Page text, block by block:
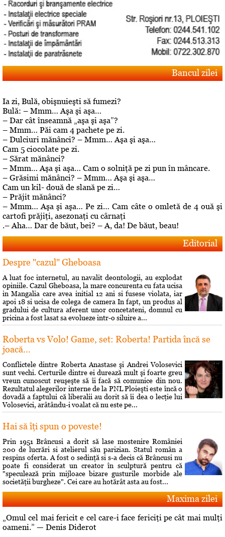
Bancul zilei
Ia zi, Bulă, obişnuieşti să fumezi?
Bulă: – Mmm… Aşa şi aşa…
– Dar cât înseamnă „aşa şi aşa”?
– Mmm… Păi cam 4 pachete pe zi.
– Dulciuri mănânci? – Mmm… Aşa şi aşa…
Cam 5 ciocolate pe zi.
– Sărat mănânci?
– Mmm… Aşa şi aşa… Cam o solniţă pe zi pun în mâncare.
– Grăsimi mănânci? – Mmm… Aşa şi aşa…
Cam un kil- două de slană pe zi…
– Prăjit mănânci?
– Mmm… Aşa şi aşa… Pe zi… Cam câte o omletă de 4 ouă şi
cartofi prăjiţi, asezonaţi cu cârnaţi
.– Aha… Dar de băut, bei? – A, da! De băut, beau!
Editorial
Despre "cazul" Gheboasa
A luat foc internetul, au navalit deontologii, au explodat
opiniile. Cazul Gheboasa, la mare concurenta cu fata ucisa
in Mangalia care avea initial 12 ani si fusese violata, iar
apoi 18 si ucisa de colega de camera In fapt, un produs al
gradului de cultura aferent unor concetateni, domnul cu
pricina a fost lasat sa evolueze intr-o siluire a...
Roberta vs Volo! Game, set: Roberta! Partida încă se
joacă...
Conflictele dintre Roberta Anastase şi Andrei Volosevici
sunt vechi. Certurile dintre ei durează mult şi foarte greu
vreun cunoscut reuşeşte să îi facă să comunice din nou.
Rezultatul alegerilor interne de la PNL Ploieşti este încă o
dovadă a faptului că liberalii au dorit să îi dea o lecţie lui
Volosevici, arâtându-i voalat că nu este pe...
Hai să îţi spun o poveste!
Prin 1951 Brâncusi a dorit să lase mostenire României
200 de lucrări si atelierul său parizian. Statul român a
respins oferta. A fost o sedinţă si s-a decis că Brâncusi nu
poate fi considerat un creator în sculptură pentru că
"speculează prin mijloace bizare gusturile morbide ale
societăţii burgheze". Cei care au hotărât asta au fost...
Maxima zilei
„Omul cel mai fericit e cel care-i face fericiţi pe cât mai mulţi
oameni.” — Denis Diderot